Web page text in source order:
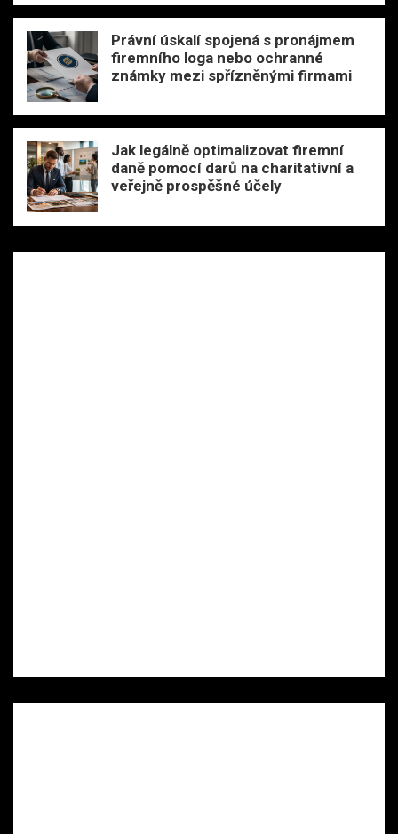
Právní úskalí spojená s pronájmem
firemního loga nebo ochranné
známky mezi spřízněnými firmami
Jak legálně optimalizovat firemní
daně pomocí darů na charitativní a
veřejně prospěšné účely